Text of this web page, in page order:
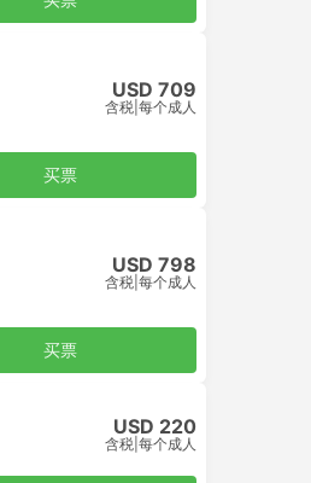
USD 709
含税 每个成人
买票
USD 798
含税 每个成人
买票
USD 220
含税 每个成人